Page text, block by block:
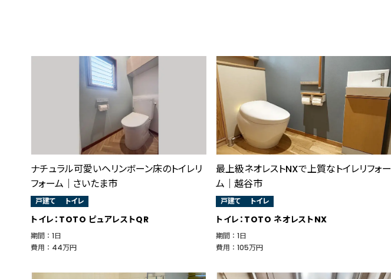
ナチュラル可愛いヘリンボーン床のトイレリ
フォーム｜さいたま市
戸建て トイレ
トイレ：TOTO ピュアレストQR
期間 ： 1日
費用 ： 44万円
最上級ネオレストNXで上質なトイレリフォー
ム｜越谷市
戸建て トイレ
トイレ：TOTO ネオレストNX
期間 ： 1日
費用 ： 105万円